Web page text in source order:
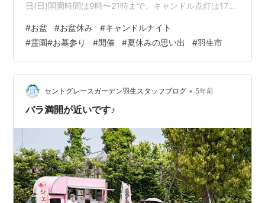
日(日)開園時間は9時〜21時まで。キャンドル点灯は17時
場無料です！ キャンドルナイト特設ページでは、当日ま
での情報を掲載していきますので是非、チェックしてく
ださいね。また、公式SNSでも情報発信いたします。お
見逃しなく！ セントグレースガーデン羽生 » 2021年 キ
ャンドルナイト特設ページ
#お盆 #お盆休み #キャンドルナイト
#霊園#お墓参り #開催 #夏休みの思い出 #羽生市
セントグレースガーデン羽生スタッフブログ • 5年前
バラ満開が近いです♪